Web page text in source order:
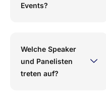
Events?
Welche Speaker
und Panelisten
treten auf?